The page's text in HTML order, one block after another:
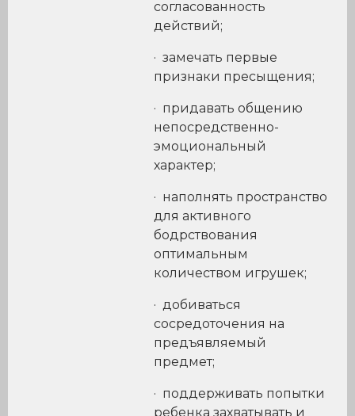
согласованность
действий;
· замечать первые
признаки пресыщения;
· придавать общению
непосредственно-
эмоциональный
характер;
· наполнять пространство
для активного
бодрствования
оптимальным
количеством игрушек;
· добиваться
сосредоточения на
предъявляемый
предмет;
· поддерживать попытки
ребенка захватывать и